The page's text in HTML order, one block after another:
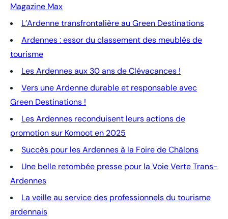
Magazine Max
L’Ardenne transfrontalière au Green Destinations
Ardennes : essor du classement des meublés de
tourisme
Les Ardennes aux 30 ans de Clévacances !
Vers une Ardenne durable et responsable avec
Green Destinations !
Les Ardennes reconduisent leurs actions de
promotion sur Komoot en 2025
Succès pour les Ardennes à la Foire de Châlons
Une belle retombée presse pour la Voie Verte Trans-
Ardennes
La veille au service des professionnels du tourisme
ardennais